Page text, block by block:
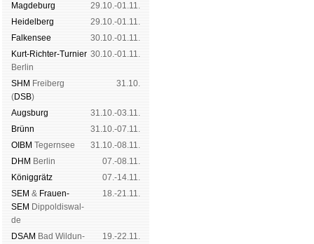
Mag­de­burg
29.10.-01.11.
Hei­del­berg
29.10.-01.11.
Fal­ken­see
30.10.-01.11.
Kurt-Rich­ter-Tur­nier
Ber­lin
30.10.-01.11.
SHM Frei­berg
(DSB)
31.10.
Augs­burg
31.10.-03.11.
Brünn
31.10.-07.11.
OIBM Tegern­see
31.10.-08.11.
DHM Ber­lin
07.-08.11.
König­grätz
07.-14.11.
SEM & Frauen-
SEM Dip­pol­dis­wal­
de
18.-21.11.
DSAM Bad Wil­dun­
19.-22.11.